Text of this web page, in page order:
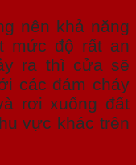
nên khả năng
mức độ rất an
ra thì cửa sẽ
các đám cháy
rơi xuống đất
vực khác trên